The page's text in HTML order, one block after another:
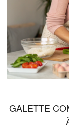
GALETTE